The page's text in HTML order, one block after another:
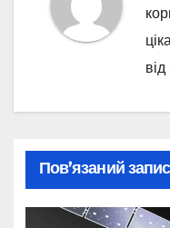
від
Пов’язаний запис